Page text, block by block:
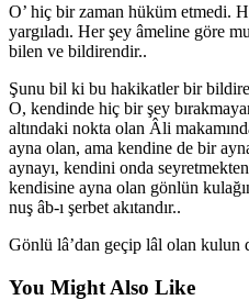
O’ hiç bir zaman hüküm etmedi.
yargıladı. Her şey âmeline göre
bilen ve bildirendir..
Şunu bil ki bu hakikatler bir
O, kendinde hiç bir şey
altındaki nokta olan Âli
ayna olan, ama kendine de bir
aynayı, kendini onda
kendisine ayna olan gönlün
nuş âb-ı şerbet akıtandır..
Gönlü lâ’dan geçip lâl olan
You Might Also Like